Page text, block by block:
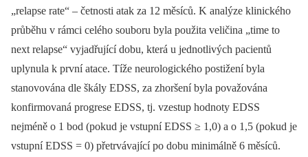
„relapse rate“ –⁠ četnosti atak za 12 měsíců. K analýze klinického
průběhu v rámci celého souboru byla použita veličina „time to
next relapse“ vyjadřující dobu, která u jednotlivých pacientů
uplynula k první atace. Tíže neurologického postižení byla
stanovována dle škály EDSS, za zhoršení byla považována
konfirmovaná progrese EDSS, tj. vzestup hodnoty EDSS
nejméně o 1 bod (pokud je vstupní EDSS ≥ 1,0) a o 1,5 (pokud je
vstupní EDSS = 0) přetrvávající po dobu minimálně 6 měsíců.